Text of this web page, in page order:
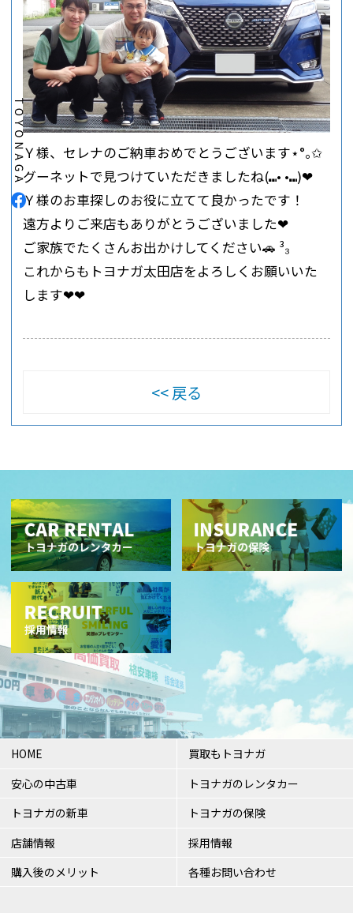
Ｙ様、セレナのご納車おめでとうございます⋆°｡✩
グーネットで見つけていただきましたね(⑉• •⑉)❤︎
Ｙ様のお車探しのお役に立てて良かったです！
遠方よりご来店もありがとうございました‪❤︎
ご家族でたくさんお出かけしてください🚗 ³₃
これからもトヨナガ太田店をよろしくお願いいた
します‪❤︎‪❤︎
戻る
HOME
安心の中古車
トヨナガの新車
店舗情報
購入後のメリット
買取もトヨナガ
トヨナガのレンタカー
トヨナガの保険
採用情報
各種お問い合わせ